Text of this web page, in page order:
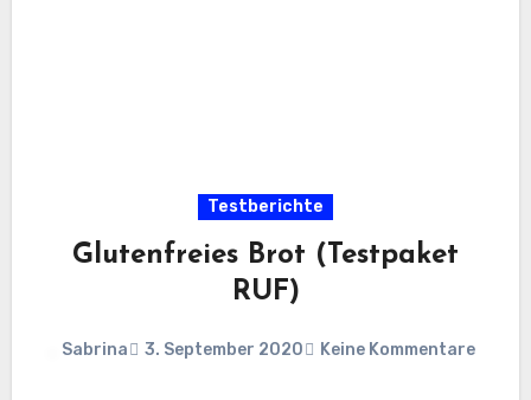
Testberichte
Glutenfreies Brot (Testpaket
RUF)
Sabrina 3. September 2020 Keine Kommentare